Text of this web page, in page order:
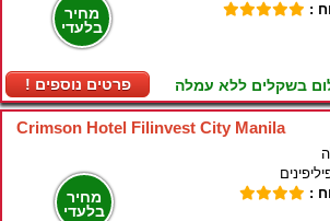
מחיר
בלעדי
! פרטים נוספים
:
בשקלים ללא עמלה
Crimson Hotel Filinvest City Manila
מחיר
בלעדי
: